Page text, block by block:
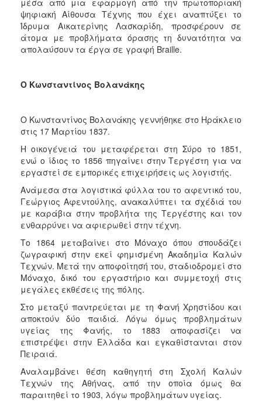
ψηφιακή Αίθουσα Τέχνης που έχει αναπτύξει το
Ίδρυμα Αικατερίνης Λασκαρίδη, προσφέρουν σε
άτομα με προβλήματα όρασης τη δυνατότητα να
απολαύσουν τα έργα σε γραφή Braille.
Ο Κωνσταντίνος Βολανάκης
Ο Κωνσταντίνος Βολανάκης γεννήθηκε στο Ηράκλειο
στις 17 Μαρτίου 1837.
Η οικογένειά του μεταφέρεται στη Σύρο το 1851,
ενώ ο ίδιος το 1856 πηγαίνει στην Τεργέστη για να
εργαστεί σε εμπορικές επιχειρήσεις ως λογιστής.
Ανάμεσα στα λογιστικά φύλλα του το αφεντικό του,
Γεώργιος Αφεντούλης, ανακαλύπτει τα σχέδιά του
με καράβια στην προβλήτα της Τεργέστης και τον
ενθαρρύνει να αφιερωθεί στην τέχνη.
Το 1864 μεταβαίνει στο Μόναχο όπου σπουδάζει
ζωγραφική στην εκεί φημισμένη Ακαδημία Καλών
Τεχνών. Μετά την αποφοίτησή του, σταδιοδρομεί στο
Μόναχο, δικό του εργαστήριο και συμμετοχή στις
μεγάλες εκθέσεις της πόλης.
Στο μεταξύ παντρεύεται με τη Φανή Χρηστίδου και
αποκτούν δύο παιδιά. Λόγω όμως προβλημάτων
υγείας της Φανής, το 1883 αποφασίζει να
επιστρέψει στην Ελλάδα και εγκαθίστανται στον
Πειραιά.
Αναλαμβάνει θέση καθηγητή στη Σχολή Καλών
Τεχνών της Αθήνας, από την οποία όμως θα
παραιτηθεί το 1903, λόγω προβλημάτων υγείας.